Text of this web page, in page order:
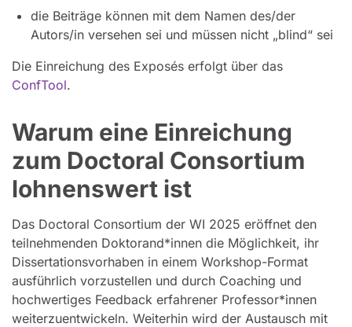
die Beiträge können mit dem Namen des/der
Autors/in versehen sei und müssen nicht „blind“ sei
Die Einreichung des Exposés erfolgt über das
ConfTool.
Warum eine Einreichung
zum Doctoral Consortium
lohnenswert ist
Das Doctoral Consortium der WI 2025 eröffnet den
teilnehmenden Doktorand*innen die Möglichkeit, ihr
Dissertationsvorhaben in einem Workshop-Format
ausführlich vorzustellen und durch Coaching und
hochwertiges Feedback erfahrener Professor*innen
weiterzuentwickeln. Weiterhin wird der Austausch mit